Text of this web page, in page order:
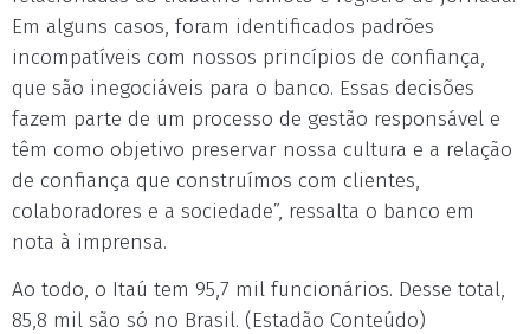
Em alguns casos, foram identificados padrões
incompatíveis com nossos princípios de confiança,
que são inegociáveis para o banco. Essas decisões
fazem parte de um processo de gestão responsável e
têm como objetivo preservar nossa cultura e a relação
de confiança que construímos com clientes,
colaboradores e a sociedade”, ressalta o banco em
nota à imprensa.
Ao todo, o Itaú tem 95,7 mil funcionários. Desse total,
85,8 mil são só no Brasil. (Estadão Conteúdo)